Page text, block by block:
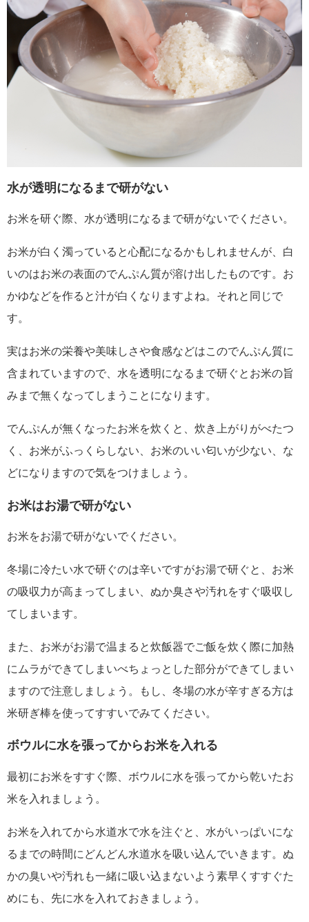
水が透明になるまで研がない
お米を研ぐ際、水が透明になるまで研がないでください。
お米が白く濁っていると心配になるかもしれませんが、白
いのはお米の表面のでんぷん質が溶け出したものです。お
かゆなどを作ると汁が白くなりますよね。それと同じで
す。
実はお米の栄養や美味しさや食感などはこのでんぷん質に
含まれていますので、水を透明になるまで研ぐとお米の旨
みまで無くなってしまうことになります。
でんぷんが無くなったお米を炊くと、炊き上がりがべたつ
く、お米がふっくらしない、お米のいい匂いが少ない、な
どになりますので気をつけましょう。
お米はお湯で研がない
お米をお湯で研がないでください。
冬場に冷たい水で研ぐのは辛いですがお湯で研ぐと、お米
の吸収力が高まってしまい、ぬか臭さや汚れをすぐ吸収し
てしまいます。
また、お米がお湯で温まると炊飯器でご飯を炊く際に加熱
にムラができてしまいべちょっとした部分ができてしまい
ますので注意しましょう。もし、冬場の水が辛すぎる方は
米研ぎ棒を使ってすすいでみてください。
ボウルに水を張ってからお米を入れる
最初にお米をすすぐ際、ボウルに水を張ってから乾いたお
米を入れましょう。
お米を入れてから水道水で水を注ぐと、水がいっぱいにな
るまでの時間にどんどん水道水を吸い込んでいきます。ぬ
かの臭いや汚れも一緒に吸い込まないよう素早くすすぐた
めにも、先に水を入れておきましょう。